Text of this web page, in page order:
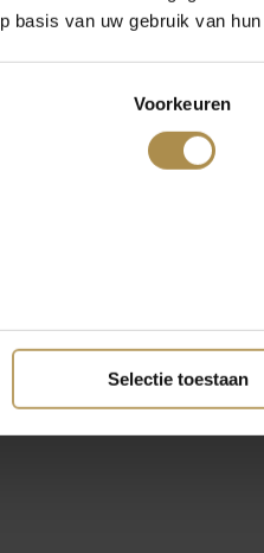
basis van uw gebruik van
Voorkeuren
Selectie toestaan